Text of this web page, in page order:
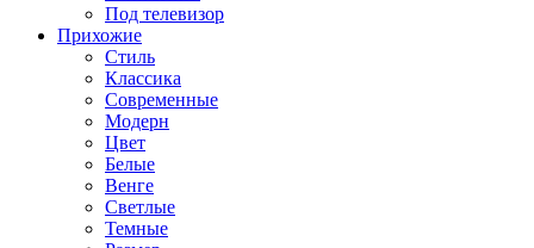
Под телевизор
Прихожие
Стиль
Классика
Современные
Модерн
Цвет
Белые
Венге
Светлые
Темные